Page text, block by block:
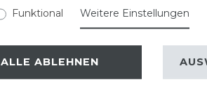
4
1
Funktional Weitere Einstellungen
ALLE ABLEHNEN